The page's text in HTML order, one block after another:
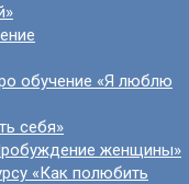
обучение «Я люблю
себя»
женщины»
«Как полюбить